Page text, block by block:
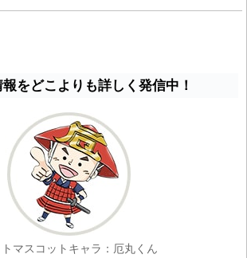
をどこよりも詳しく発信中！
マスコットキャラ：厄丸くん